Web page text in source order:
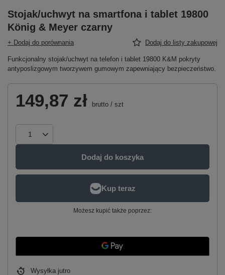
Stojak/uchwyt na smartfona i tablet 19800
König & Meyer czarny
+ Dodaj do porównania Dodaj do listy zakupowej
Funkcjonalny stojak/uchwyt na telefon i tablet 19800 K&M pokryty
antyposlizgowym tworzywem gumowym zapewniający bezpieczeństwo.
149,87 zł brutto / szt
Dodaj do koszyka
Możesz kupić także poprzez:
Wysyłka jutro